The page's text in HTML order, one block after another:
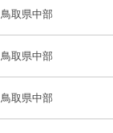
鳥取県中部
鳥取県中部
鳥取県中部